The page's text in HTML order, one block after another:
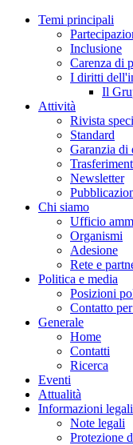
Temi principali
Inclusione
Carenza di
I diritti
Il
Attività
Rivista
Standard
Garanzia di
Newsletter
Chi siamo
Ufficio
Organismi
Adesione
Rete e
Politica e media
Posizioni
Contatto
Generale
Home
Contatti
Ricerca
Eventi
Attualità
Informazioni legali
Note legali
Protezione